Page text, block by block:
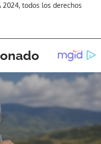
todos los derechos